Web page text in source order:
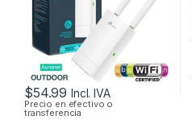
$54.99 Incl. IVA
Precio en efectivo o
transferencia